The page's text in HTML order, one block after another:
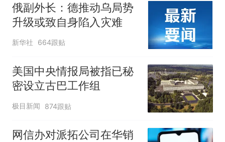
俄副外长：德推动乌局势
升级或致自身陷入灾难
新华社 664跟贴
美国中央情报局被指已秘
密设立古巴工作组
极目新闻 874跟贴
网信办对派拓公司在华销